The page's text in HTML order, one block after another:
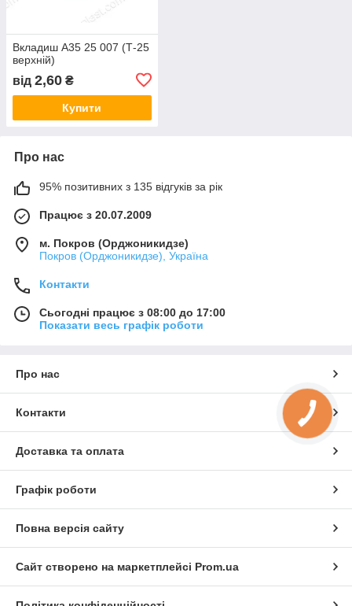
Вкладиш А35 25 007 (Т-25
верхній)
від 2,60 ₴
Купити
Про нас
95% позитивних з 135 відгуків за рік
Працює з 20.07.2009
м. Покров (Орджоникидзе)
Покров (Орджоникидзе), Україна
Контакти
Сьогодні працює з 08:00 до 17:00
Показати весь графік роботи
Про нас
Контакти
Доставка та оплата
Графік роботи
Повна версія сайту
Сайт створено на маркетплейсі Prom.ua